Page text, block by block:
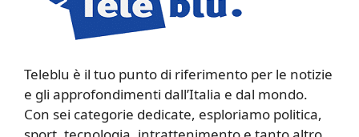
Teleblu è il tuo punto di riferimento per le notizie
e gli approfondimenti dall’Italia e dal mondo.
Con sei categorie dedicate, esploriamo politica,